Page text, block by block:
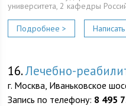
университета, 2 кафедры
Подробнее >
16.Лечебно-
г. Москва, Иваньковское
Запись по телефону: 8 495